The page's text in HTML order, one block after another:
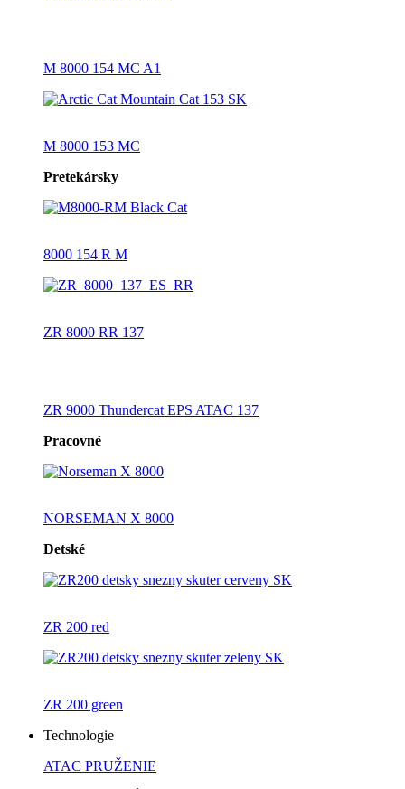
M 8000 154 MC A1
M 8000 153 MC
Pretekársky
8000 154 R M
ZR 8000 RR 137
ZR 9000 Thundercat EPS ATAC 137
Pracovné
NORSEMAN X 8000
Detské
ZR 200 red
ZR 200 green
Technologie
ATAC PRUŽENIE